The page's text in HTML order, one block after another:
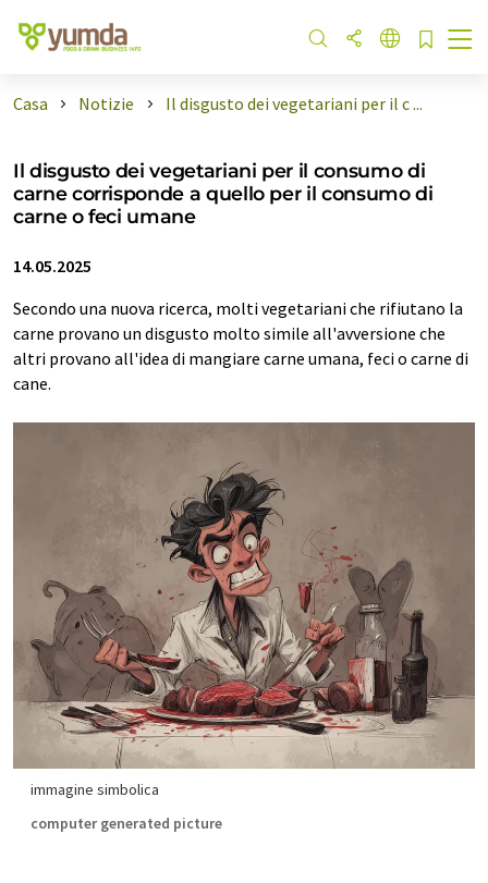
Casa Notizie Il disgusto dei vegetariani per il c ...
Il disgusto dei vegetariani per il consumo di
carne corrisponde a quello per il consumo di
carne o feci umane
14.05.2025
Secondo una nuova ricerca, molti vegetariani che rifiutano la
carne provano un disgusto molto simile all'avversione che
altri provano all'idea di mangiare carne umana, feci o carne di
cane.
immagine simbolica
computer generated picture